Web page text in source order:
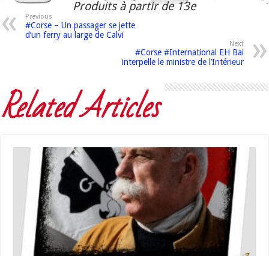
Produits à partir de 13e
Previous
#Corse – Un passager se jette
d’un ferry au large de Calvi
Next
#Corse #International EH Bai
interpelle le ministre de l’Intérieur
Related Articles